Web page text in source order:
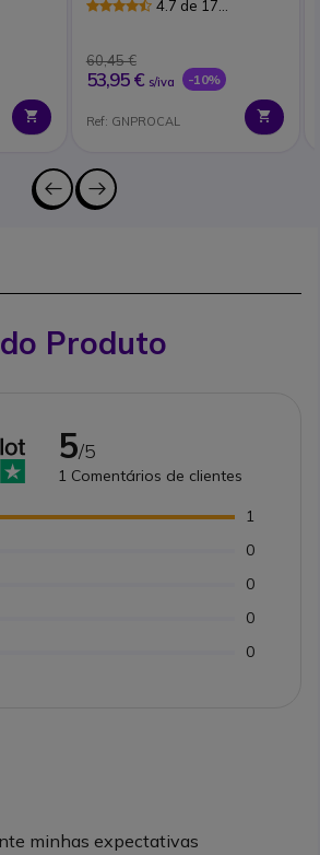
4.7 de 17
60,45 €
53,95 € s/iva -10%
Ref: GNPROCAL
Produto
minhas expectativas
5/5
1 Comentários de clientes
1
0
0
0
0